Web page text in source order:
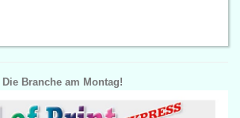
Die Branche am Montag!